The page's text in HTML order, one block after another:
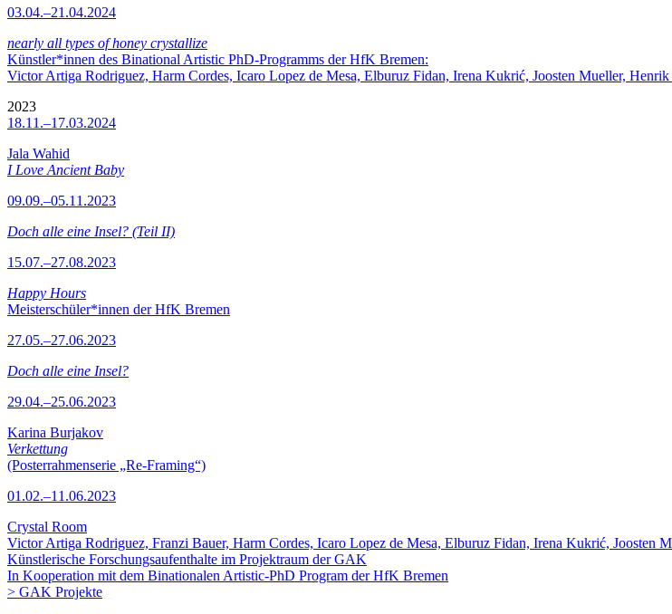
03.04.–21.04.2024
nearly all types of honey crystallize
Künstler*innen des Binational Artistic PhD-Programms der HfK Bremen:
Victor Artiga Rodriguez, Harm Cordes, Icaro Lopez de Mesa, Elburuz Fidan, Irena Kukrić, Joosten Mueller,
2023
18.11.–17.03.2024
Jala Wahid
I Love Ancient Baby
09.09.–05.11.2023
Doch alle eine Insel? (Teil II)
15.07.–27.08.2023
Happy Hours
Meisterschüler*innen der HfK Bremen
27.05.–27.06.2023
Doch alle eine Insel?
29.04.–25.06.2023
Karina Burjakov
Verkettung
(Posterrahmenserie „Re-Framing“)
01.02.–11.06.2023
Crystal Room
Victor Artiga Rodriguez, Franzi Bauer, Harm Cordes, Icaro Lopez de Mesa, Elburuz Fidan, Irena Kukrić, Joosten
Künstlerische Forschungsaufenthalte im Projektraum der GAK
In Kooperation mit dem Binationalen Artistic-PhD Program der HfK Bremen
> GAK Projekte